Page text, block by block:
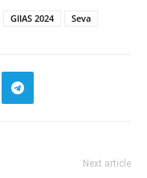
GIIAS 2024 Seva
Next article